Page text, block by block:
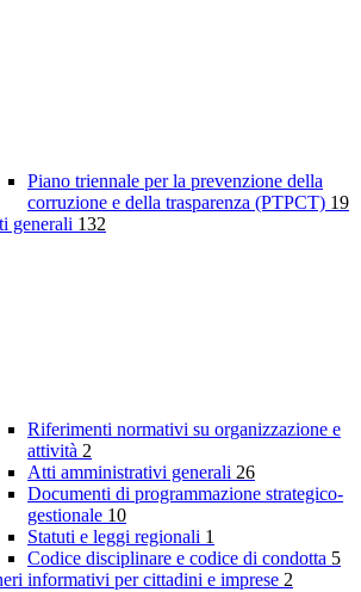
Piano triennale per la prevenzione della
corruzione e della trasparenza (PTPCT) 19
generali 132
Riferimenti normativi su organizzazione e
attività 2
Atti amministrativi generali 26
Documenti di programmazione strategico-
gestionale 10
Statuti e leggi regionali 1
Codice disciplinare e codice di condotta 5
informativi per cittadini e imprese 2